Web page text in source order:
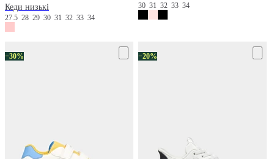
Кеди низькі
27.5 28 29 30 31 32 33 34
3031323334
−30% −20%